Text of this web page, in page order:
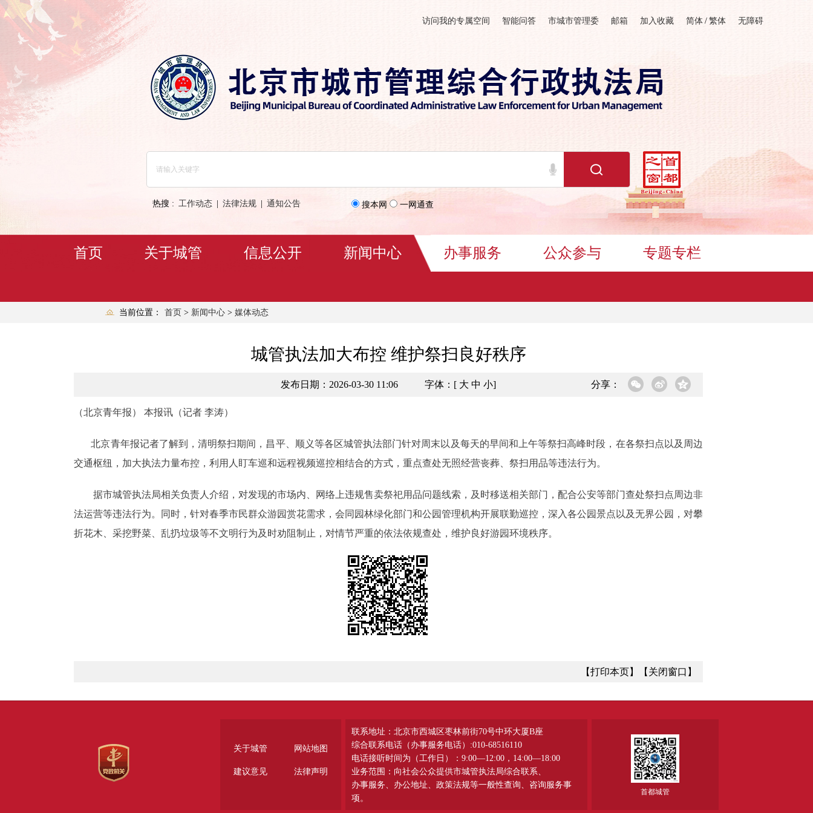
访问我的专属空间 智能问答 市城市管理委 邮箱 加入收藏 简体 / 繁体 无障碍
搜本网 一网通查
热搜 : 工作动态 法律法规 通知公告
首页 关于城管 信息公开 新闻中心 办事服务 公众参与 专题专栏
当前位置： 首页 > 新闻中心 > 媒体动态
城管执法加大布控 维护祭扫良好秩序
发布日期：2026-03-30 11:06 字体：[ 大 中 小] 分享：
（北京青年报） 本报讯（记者 李涛）
北京青年报记者了解到，清明祭扫期间，昌平、顺义等各区城管执法部门针对周末以及每天的早间和上午等祭扫高峰时段，在各祭扫点以及周边
交通枢纽，加大执法力量布控，利用人盯车巡和远程视频巡控相结合的方式，重点查处无照经营丧葬、祭扫用品等违法行为。
据市城管执法局相关负责人介绍，对发现的市场内、网络上违规售卖祭祀用品问题线索，及时移送相关部门，配合公安等部门查处祭扫点周边非
法运营等违法行为。同时，针对春季市民群众游园赏花需求，会同园林绿化部门和公园管理机构开展联勤巡控，深入各公园景点以及无界公园，对攀
折花木、采挖野菜、乱扔垃圾等不文明行为及时劝阻制止，对情节严重的依法依规查处，维护良好游园环境秩序。
【打印本页】 【关闭窗口】
关于城管 网站地图
建议意见 法律声明
联系地址：北京市西城区枣林前街70号中环大厦B座
综合联系电话（办事服务电话）:010-68516110
电话接听时间为（工作日）：9:00—12:00，14:00—18:00
业务范围：向社会公众提供市城管执法局综合联系、
办事服务、办公地址、政策法规等一般性查询、咨询服务事
项。
首都城管